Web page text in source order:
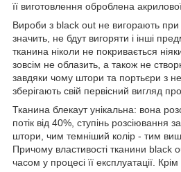
її виготовлення оброблена
Вироби з black out не вигорають при
значить, не бдут вигоряти і інші
тканина ніколи не покривається
зовсім не облазить, а також не
завдяки чому штори та портьєри з
зберігають свій первісний вигляд
Тканина блекаут унікальна: вона
потік від 40%, ступінь розсіювання
штори, чим темніший колір - тим
Причому властивості тканини black
часом у процесі її експлуатації. Крім